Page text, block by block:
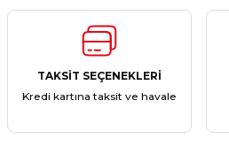
TAKSİT SEÇENEKLERİ
Kredi kartına taksit ve havale